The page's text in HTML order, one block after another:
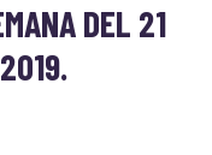
DEL 21